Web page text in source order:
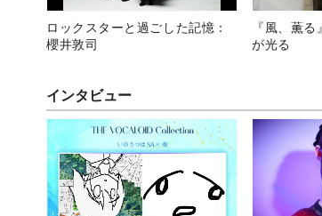
ロックスターと過ごした記憶：
櫻井敦司
『風、薫
が光る
インタビュー